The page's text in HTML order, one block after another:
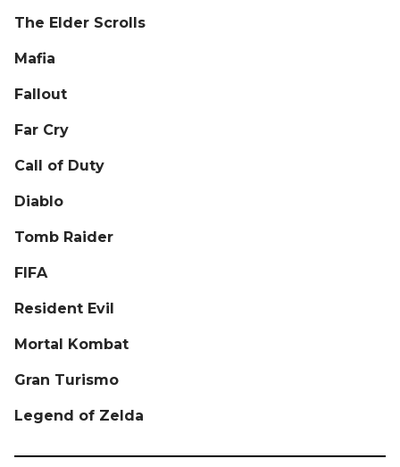
The Elder Scrolls
Mafia
Fallout
Far Cry
Call of Duty
Diablo
Tomb Raider
FIFA
Resident Evil
Mortal Kombat
Gran Turismo
Legend of Zelda